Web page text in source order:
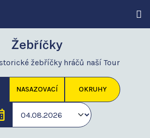
Žebříčky
žebříčky hráčů naší Tour
NASAZOVACÍ OKRUHY